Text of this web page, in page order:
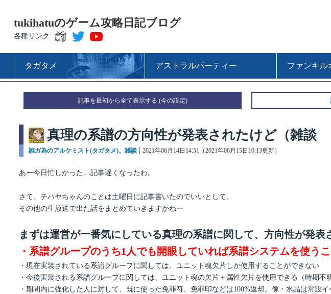
tukihatuのゲーム攻略日記ブログ
各種リンク:
タガタメ アストラルパーティー ファンキル
記事を最初から全て表示する
真理の系譜の方向性が発表されたけど（雑談
カ
ゴ
誰ガ為のアルケミスト(タガタメ)、 雑談
投
日:
2021年06月14日14:51（2021年06月15日10:13更新）
あー今日忙しかった…記事遅くなったわ。
さて、チハヤちゃんのことは土曜日に記事書いたのでいいとして、
その他の生放送で出た話をまとめていきますかねー
まずは運営が一番気にしている真理の系譜に関して、方向性が発表
・系譜グループのうち1人でも開眼していれば系譜システムを使う
・現在実装されている系譜グループに関しては、ユニット魂欠片しか使用することができない
・今後実装される系譜グループに関しては、ユニット魂の欠片＋属性欠片を使用できる（時期不
・期間内に強化した人に対して、既に使った免罪符、免罪印などは100%返却。像・水晶は常設